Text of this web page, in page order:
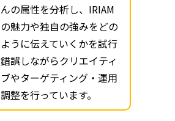
んの属性を分析し、IRIAM
の魅力や独自の強みをどの
ように伝えていくかを試行
錯誤しながらクリエイティ
ブやターゲティング・運用
調整を行っています。